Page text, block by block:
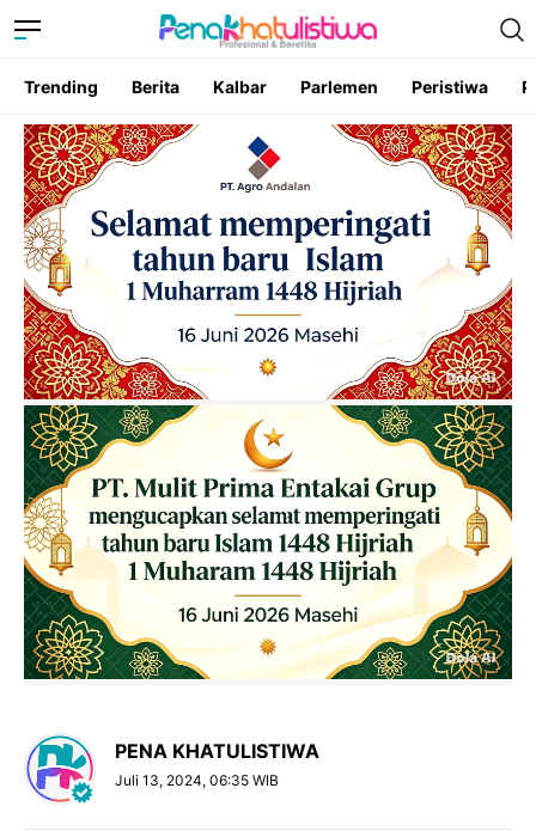
Trending Berita Kalbar Parlemen Peristiwa
PENA KHATULISTIWA
Juli 13, 2024, 06:35 WIB